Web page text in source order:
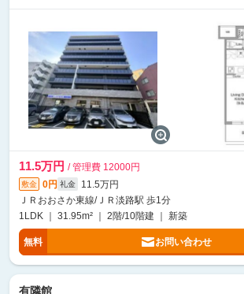
11.5万円 / 管理費 12000円
敷金 0円 礼金
11.5万円
ＪＲおおさか東線/ＪＲ淡路駅 歩1分
1LDK ｜ 31.95m² ｜ 2階/10階建 ｜ 新築
無料 お問い合わせ
有隣館